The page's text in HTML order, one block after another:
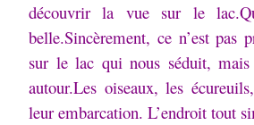
découvrir la vue sur le
belle.Sincèrement, ce n’est pas
sur le lac qui nous séduit,
autour.Les oiseaux, les
leur embarcation. L’endroit tout